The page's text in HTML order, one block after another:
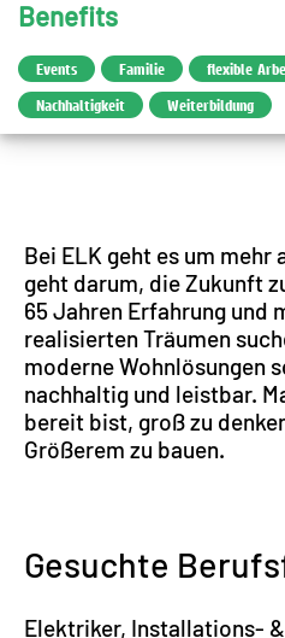
Benefits
Events Familie flexible
Nachhaltigkeit
Weiterbildung
Bei ELK geht es um mehr
geht darum, die Zukunft
65 Jahren Erfahrung und
realisierten Träumen
moderne Wohnlösungen
nachhaltig und leistbar.
bereit bist, groß zu
Größerem zu bauen.
Gesuchte
Elektriker, Installations-